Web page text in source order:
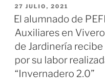
PUBLICADO
EL
27 JULIO, 2021
El alumnado de
Auxiliares en
de Jardinería
por su labor
“Invernadero 2.0”